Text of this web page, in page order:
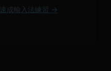
速成輸入法練習 →